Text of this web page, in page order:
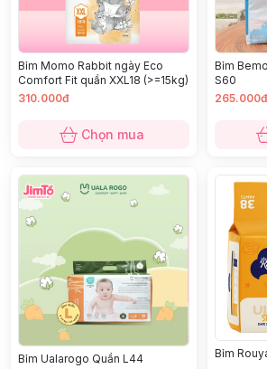
Bỉm Momo Rabbit ngày Eco
Comfort Fit quần XXL18 (>=15kg)
310.000đ
Chọn mua
Bỉm
S60
265.000đ
Bỉm Ualarogo Quần L44
Bỉm